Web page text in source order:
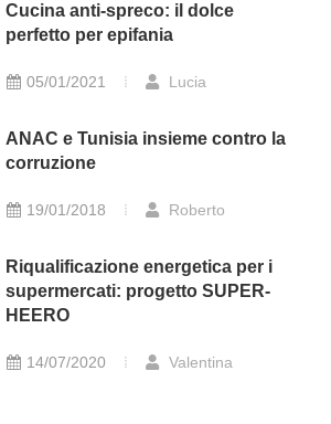
Cucina anti-spreco: il dolce
perfetto per epifania
05/01/2021 Lucia
ANAC e Tunisia insieme contro la
corruzione
19/01/2018 Roberto
Riqualificazione energetica per i
supermercati: progetto SUPER-
HEERO
14/07/2020 Valentina